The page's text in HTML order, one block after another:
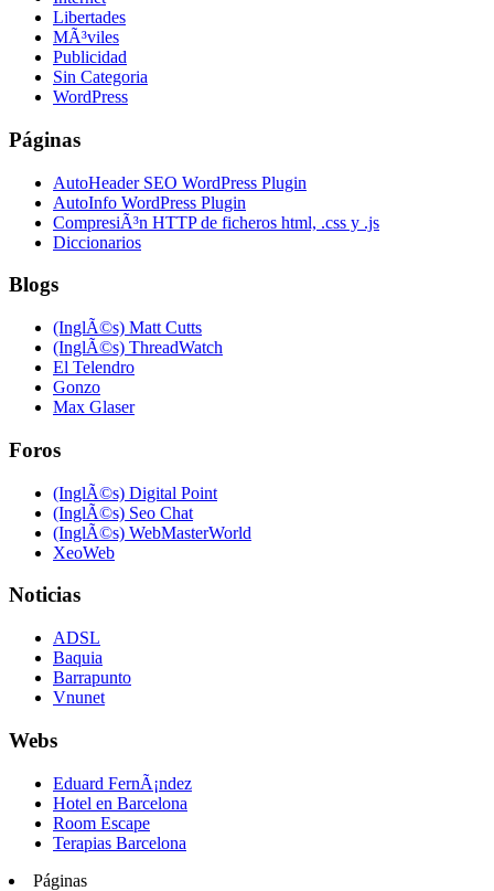
Libertades
MÃ³viles
Publicidad
Sin Categoria
WordPress
Páginas
AutoHeader SEO WordPress Plugin
AutoInfo WordPress Plugin
CompresiÃ³n HTTP de ficheros html, .css y .js
Diccionarios
Blogs
(InglÃ©s) Matt Cutts
(InglÃ©s) ThreadWatch
El Telendro
Gonzo
Max Glaser
Foros
(InglÃ©s) Digital Point
(InglÃ©s) Seo Chat
(InglÃ©s) WebMasterWorld
XeoWeb
Noticias
ADSL
Baquia
Barrapunto
Vnunet
Webs
Eduard FernÃ¡ndez
Hotel en Barcelona
Room Escape
Terapias Barcelona
Páginas